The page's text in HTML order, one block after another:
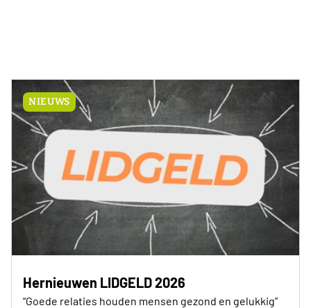
NIEUWS
Hernieuwen LIDGELD 2026
“Goede relaties houden mensen gezond en gelukkig”